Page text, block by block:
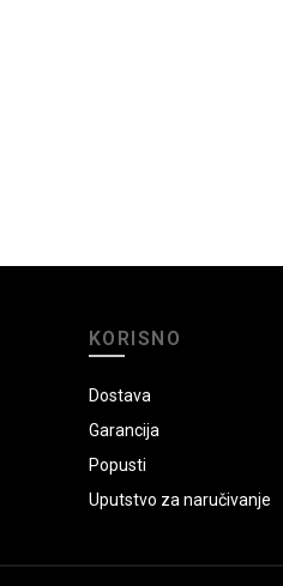
KORISNO
Dostava
Garancija
Popusti
Uputstvo za naručivanje